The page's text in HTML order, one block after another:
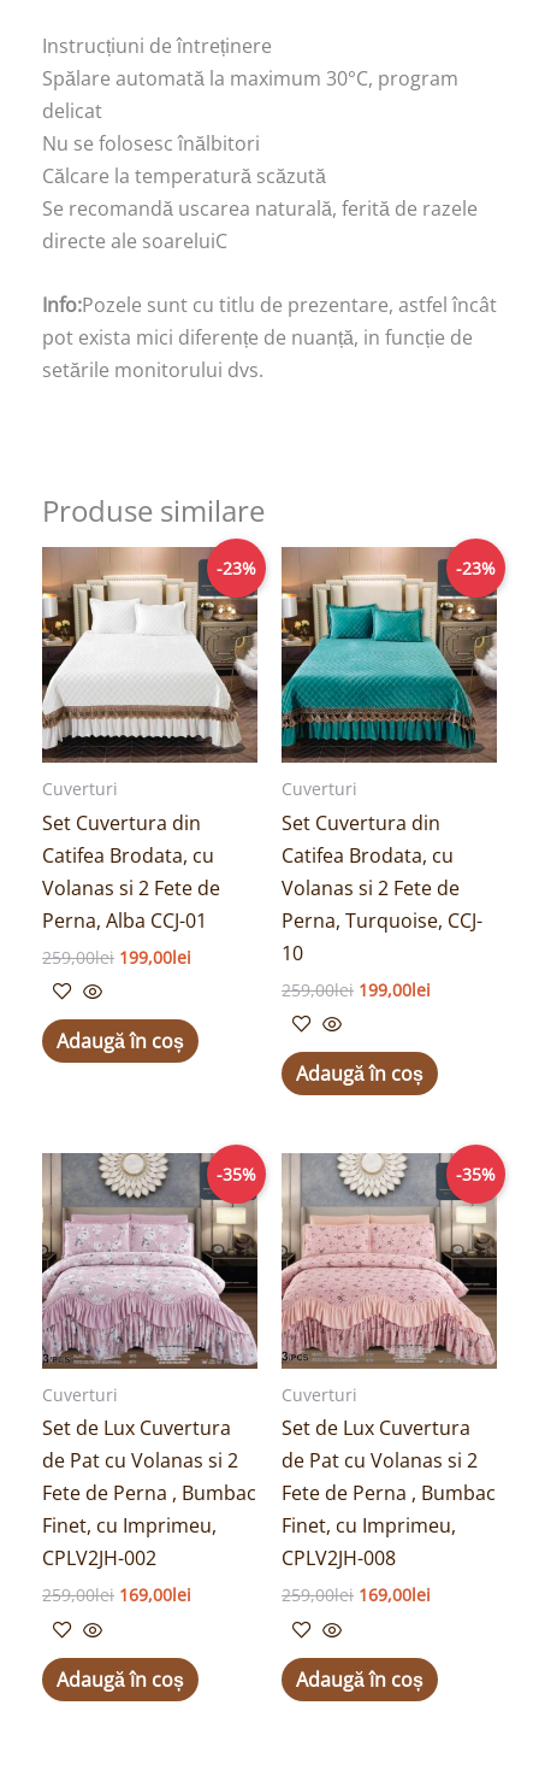
Instrucțiuni de întreținere
Spălare automată la maximum 30°C, program
delicat
Nu se folosesc înălbitori
Călcare la temperatură scăzută
Se recomandă uscarea naturală, ferită de razele
directe ale soareluiC
Info:Pozele sunt cu titlu de prezentare, astfel încât
pot exista mici diferențe de nuanță, in funcție de
setările monitorului dvs.
Produse similare
-23%
Cuverturi
Set Cuvertura din
Catifea Brodata, cu
Volanas si 2 Fete de
Perna, Alba CCJ-01
259,00lei
inițial
a
fost:
259,00lei.
199,00lei
Prețul
curent
este:
199,00lei.
Adaugă în coș
-23%
Cuverturi
Set Cuvertura din
Catifea Brodata, cu
Volanas si 2 Fete de
Perna, Turquoise, CCJ-
10
259,00lei
Prețul
inițial
a
fost:
259,00lei.
199,00lei
Prețul
curent
este:
199,00lei.
Adaugă în coș
-35%
Cuverturi
Set de Lux Cuvertura
de Pat cu Volanas si 2
Fete de Perna , Bumbac
Finet, cu Imprimeu,
CPLV2JH-002
259,00lei
Prețul
inițial
a
fost:
259,00lei.
169,00lei
Prețul
curent
este:
169,00lei.
Adaugă în coș
-35%
Cuverturi
Set de Lux Cuvertura
de Pat cu Volanas si 2
Fete de Perna , Bumbac
Finet, cu Imprimeu,
CPLV2JH-008
259,00lei
Prețul
inițial
a
fost:
259,00lei.
169,00lei
Prețul
curent
este:
169,00lei.
Adaugă în coș